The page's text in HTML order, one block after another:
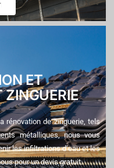
ET
ZINGUERIE
rénovation de zinguerie, tels
métalliques, nous vous
les infiltrations d’eau et les
pour un devis gratuit.